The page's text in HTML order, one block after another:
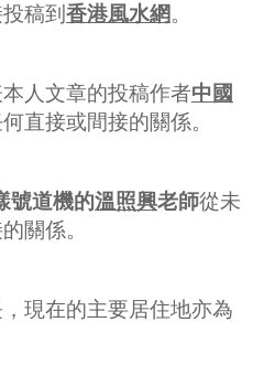
稿到 香港風水網。
人文章的投稿作者中國
直接或間接的關係。
號道機的溫照興老師從未
關係。
現在的主要居住地亦為